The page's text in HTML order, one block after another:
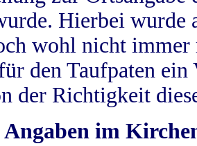
Hierbei wurde
wohl nicht
den Taufpaten
der Richtigkeit
Angaben im